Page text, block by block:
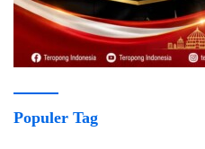
Populer Tag